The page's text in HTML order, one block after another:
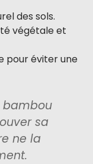
des sols.
végétale et
pour éviter une
bambou
sa
ne la